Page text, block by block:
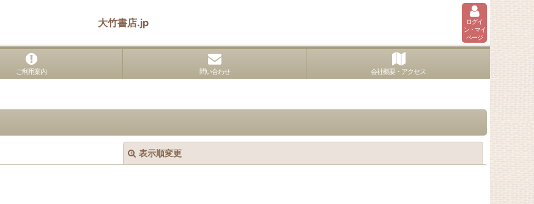
大竹書店.jp
ログイ
ン・マイ
ページ
ご利用案内 問い合わせ 会社概要・アクセス
表示順変更